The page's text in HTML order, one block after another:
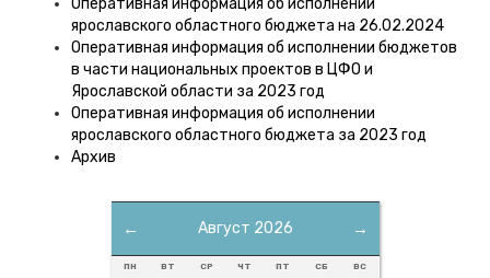
Оперативная информация об исполнении
ярославского областного бюджета на 26.02.2024
Оперативная информация об исполнении бюджетов
в части национальных проектов в ЦФО и
Ярославской области за 2023 год
Оперативная информация об исполнении
ярославского областного бюджета за 2023 год
Архив
← →
Август 2026
ПН ВТ СР ЧТ ПТ СБ ВС